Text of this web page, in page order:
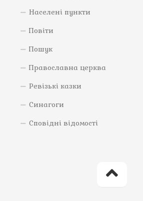
Населені пункти
Повіти
Пошук
Православна церква
Ревізькі казки
Синагоги
Сповідні відомості